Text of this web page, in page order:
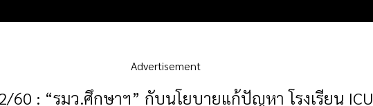
Advertisement
60 : “รมว.ศึกษาฯ” กับนโยบายแก้ปัญหา โรงเรียน ICU